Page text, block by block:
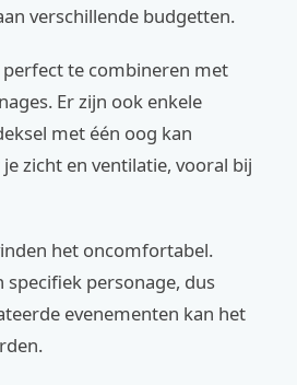
verschillende budgetten.
te combineren met
Er zijn ook enkele
met één oog kan
zicht en ventilatie, vooral bij
het oncomfortabel.
specifiek personage, dus
evenementen kan het